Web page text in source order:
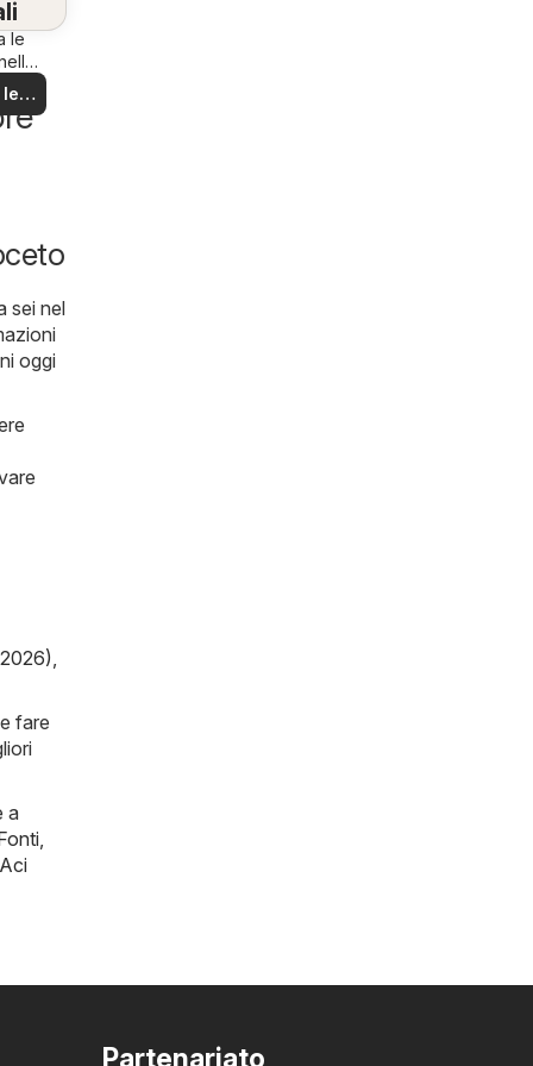
le
le
sei nel
oggi
,
fare
a
,
Aci